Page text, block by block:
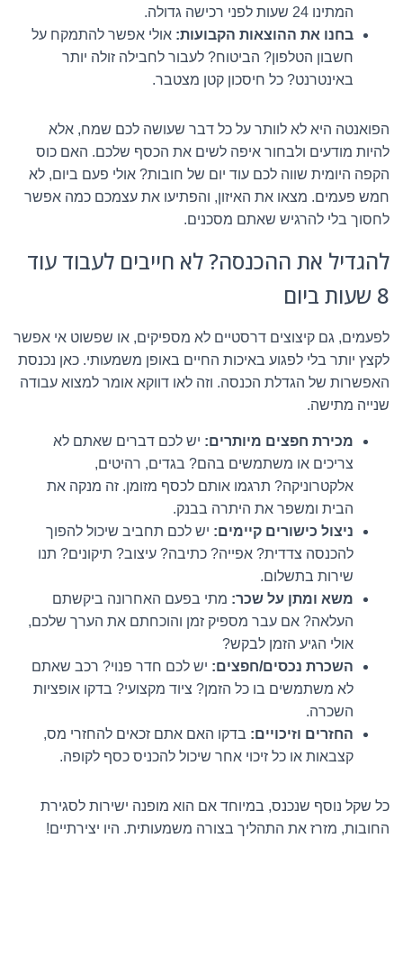
המתינו 24 שעות לפני רכישה גדולה.
בחנו את ההוצאות הקבועות: אולי אפשר להתמקח על
חשבון הטלפון? הביטוח? לעבור לחבילה זולה יותר
באינטרנט? כל חיסכון קטן מצטבר.
הפואנטה היא לא לוותר על כל דבר שעושה לכם שמח, אלא
להיות מודעים ולבחור איפה לשים את הכסף שלכם. האם כוס
הקפה היומית שווה לכם עוד יום של חובות? אולי פעם ביום, לא
חמש פעמים. מצאו את האיזון, והפתיעו את עצמכם כמה אפשר
לחסוך בלי להרגיש שאתם מסכנים.
להגדיל את ההכנסה? לא חייבים לעבוד עוד
8 שעות ביום
לפעמים, גם קיצוצים דרסטיים לא מספיקים, או שפשוט אי אפשר
לקצץ יותר בלי לפגוע באיכות החיים באופן משמעותי. כאן נכנסת
האפשרות של הגדלת הכנסה. וזה לאו דווקא אומר למצוא עבודה
שנייה מתישה.
מכירת חפצים מיותרים: יש לכם דברים שאתם לא
צריכים או משתמשים בהם? בגדים, רהיטים,
אלקטרוניקה? תרגמו אותם לכסף מזומן. זה מנקה את
הבית ומשפר את היתרה בבנק.
ניצול כישורים קיימים: יש לכם תחביב שיכול להפוך
להכנסה צדדית? אפייה? כתיבה? עיצוב? תיקונים? תנו
שירות בתשלום.
משא ומתן על שכר: מתי בפעם האחרונה ביקשתם
העלאה? אם עבר מספיק זמן והוכחתם את הערך שלכם,
אולי הגיע הזמן לבקש?
השכרת נכסים/חפצים: יש לכם חדר פנוי? רכב שאתם
לא משתמשים בו כל הזמן? ציוד מקצועי? בדקו אופציות
השכרה.
החזרים וזיכויים: בדקו האם אתם זכאים להחזרי מס,
קצבאות או כל זיכוי אחר שיכול להכניס כסף לקופה.
כל שקל נוסף שנכנס, במיוחד אם הוא מופנה ישירות לסגירת
החובות, מזרז את התהליך בצורה משמעותית. היו יצירתיים!